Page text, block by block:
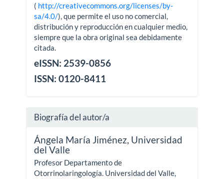
( http://creativecommons.org/licenses/by-
sa/4.0/), que permite el uso no comercial,
distribución y reproducción en cualquier medio,
siempre que la obra original sea debidamente
citada.
eISSN: 2539-0856
ISSN: 0120-8411
Biografía del autor/a
Ángela María Jiménez, Universidad
del Valle
Profesor Departamento de
Otorrinolaringología. Universidad del Valle,